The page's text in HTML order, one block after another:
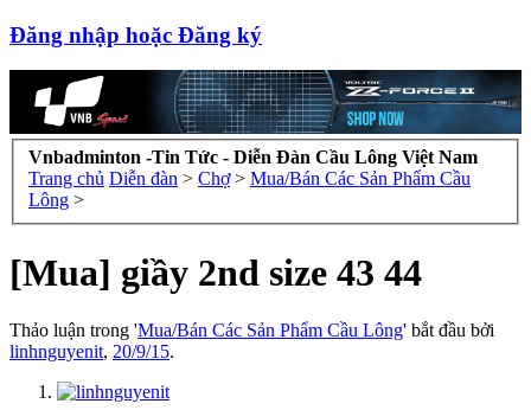
Đăng nhập hoặc Đăng ký
Vnbadminton -Tin Tức - Diễn Đàn Cầu Lông Việt Nam
Trang chủ Diễn đàn > Chợ > Mua/Bán Các Sản Phẩm Cầu
Lông >
[Mua] giầy 2nd size 43 44
Thảo luận trong 'Mua/Bán Các Sản Phẩm Cầu Lông' bắt đầu bởi
linhnguyenit, 20/9/15.